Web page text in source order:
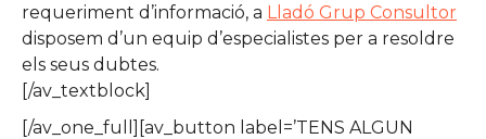
requeriment d’informació, a Lladó Grup Consultor
disposem d’un equip d’especialistes per a resoldre
els seus dubtes.
[/av_textblock]
[/av_one_full][av_button label=’TENS ALGUN